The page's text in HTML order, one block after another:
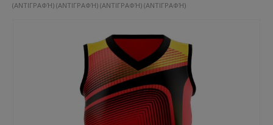
(ΑΝΤΙΓΡΑΦΉ) (ΑΝΤΙΓΡΑΦΉ) (ΑΝΤΙΓΡΑΦΉ) (ΑΝΤΙΓΡΑΦΉ)